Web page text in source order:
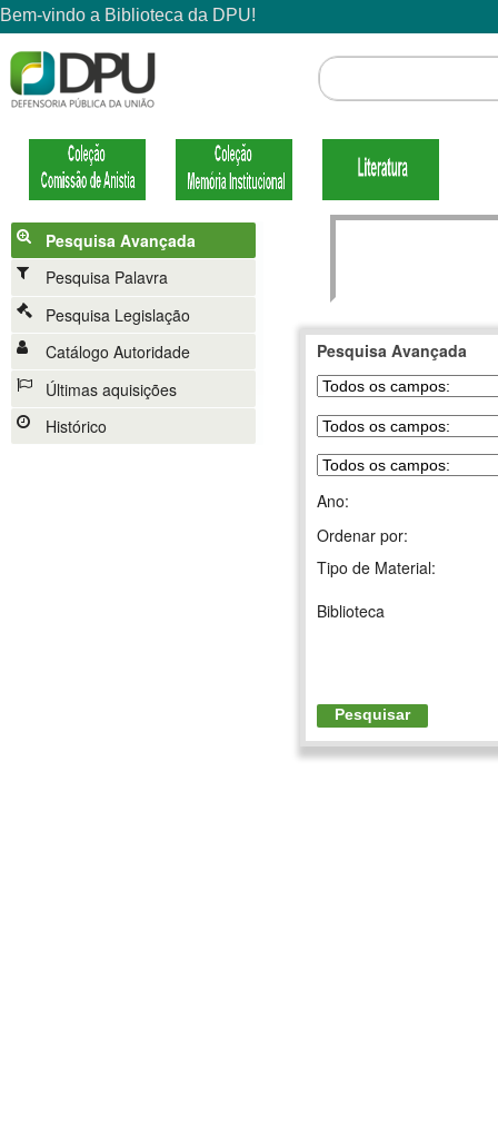
Pesquisa Avançada
Pesquisa Palavra
Pesquisa Legislação
Catálogo Autoridade
Últimas aquisições
Histórico
Pesquisa Avançada
Ano:
Ordenar por:
Tipo de Material:
Biblioteca
Pesquisar